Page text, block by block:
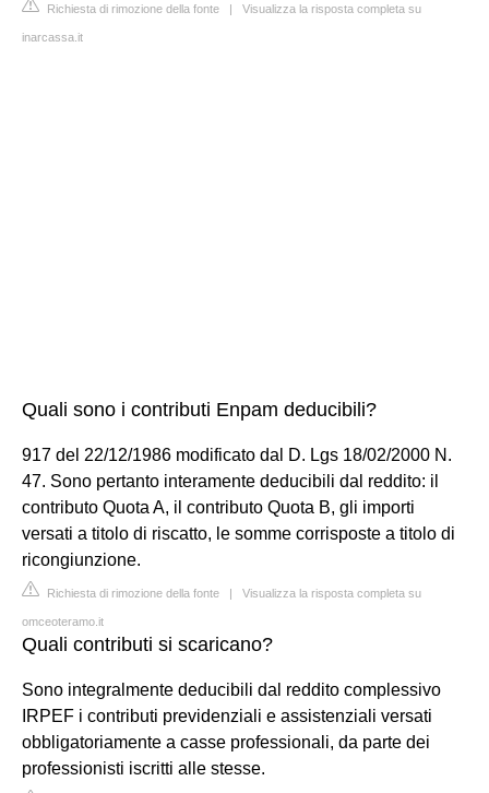
Richiesta di rimozione della fonte | Visualizza la risposta completa su
inarcassa.it
Quali sono i contributi Enpam deducibili?
917 del 22/12/1986 modificato dal D. Lgs 18/02/2000 N.
47. Sono pertanto interamente deducibili dal reddito: il
contributo Quota A, il contributo Quota B, gli importi
versati a titolo di riscatto, le somme corrisposte a titolo di
ricongiunzione.
Richiesta di rimozione della fonte | Visualizza la risposta completa su
omceoteramo.it
Quali contributi si scaricano?
Sono integralmente deducibili dal reddito complessivo
IRPEF i contributi previdenziali e assistenziali versati
obbligatoriamente a casse professionali, da parte dei
professionisti iscritti alle stesse.